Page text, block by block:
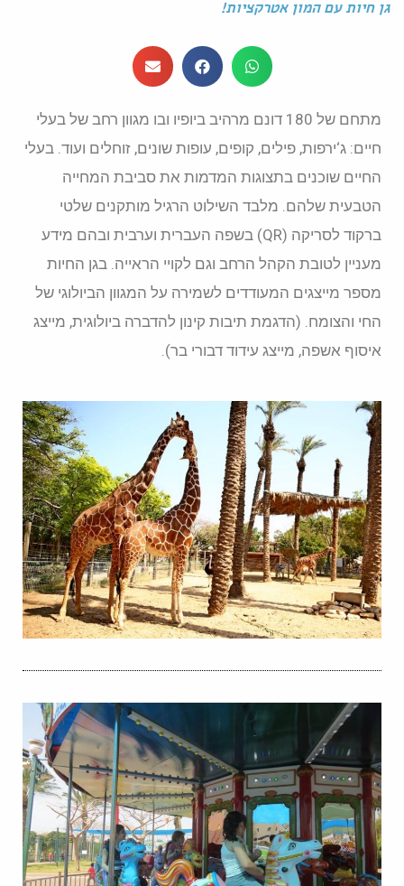
גן חיות עם המון אטרקציות!
מתחם של 180 דונם מרהיב ביופיו ובו מגוון רחב של בעלי
חיים: ג‘ירפות, פילים, קופים, עופות שונים, זוחלים ועוד. בעלי
החיים שוכנים בתצוגות המדמות את סביבת המחייה
הטבעית שלהם. מלבד השילוט הרגיל מותקנים שלטי
ברקוד לסריקה (QR) בשפה העברית וערבית ובהם מידע
מעניין לטובת הקהל הרחב וגם לקויי הראייה. בגן החיות
מספר מייצגים המעודדים לשמירה על המגוון הביולוגי של
החי והצומח. (הדגמת תיבות קינון להדברה ביולוגית, מייצג
איסוף אשפה, מייצג עידוד דבורי בר).